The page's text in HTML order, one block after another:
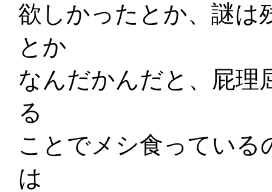
欲しかったとか、謎は
とか
なんだかんだと、屁理
る
ことでメシ食っている
は